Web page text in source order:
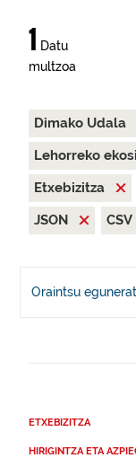
1 Datu
multzoa
Dimako Udala
Lehorreko
Etxebizitza
JSON
CSV
Oraintsu
ETXEBIZITZA
HIRIGINTZA ETA